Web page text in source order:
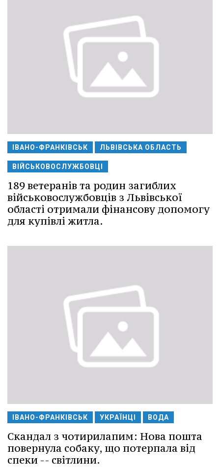
ІВАНО-ФРАНКІВСЬК ЛЬВІВСЬКА ОБЛАСТЬ
ВІЙСЬКОВОСЛУЖБОВЦІ
189 ветеранів та родин загиблих
військовослужбовців з Львівської
області отримали фінансову допомогу
для купівлі житла.
ІВАНО-ФРАНКІВСЬК УКРАЇНЦІ ВОДА
Скандал з чотирилапим: Нова пошта
повернула собаку, що потерпала від
спеки -- світлини.